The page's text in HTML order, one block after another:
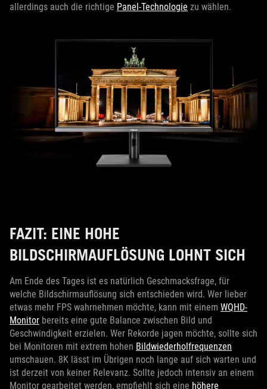
allerdings auch die richtige Panel-Technologie zu wählen.
FAZIT: EINE HOHE
BILDSCHIRMAUFLÖSUNG LOHNT SICH
Am Ende des Tages ist es natürlich Geschmacksfrage, für
welche Bildschirmauflösung sich entschieden wird. Wer lieber
etwas mehr FPS wahrnehmen möchte, kann mit einem WQHD-
Monitor bereits eine gute Balance zwischen Bild und
Geschwindigkeit erzielen. Wer Rekorde jagen möchte, sollte sich
bei Monitoren mit extrem hohen Bildwiederholfrequenzen
umschauen. 8K lässt im Übrigen noch lange auf sich warten und
ist derzeit von keiner Relevanz. Sollte jedoch intensiv an einem
Monitor gearbeitet werden, empfiehlt sich eine höhere